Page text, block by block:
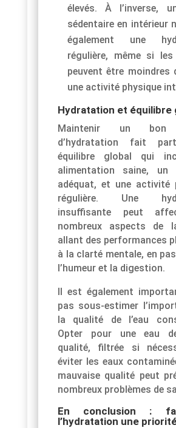
élevés. À l’inverse,
sédentaire en intérieur
également une
régulière, même si
peuvent être moindres
une activité physique
Hydratation et équilibre
Maintenir un bon
d’hydratation fait
équilibre global qui
alimentation saine, un
adéquat, et une activité
régulière. Une
insuffisante peut
nombreux aspects de
allant des performances
à la clarté mentale, en
l’humeur et la digestion.
Il est également
pas sous-estimer
la qualité de l’eau
Opter pour une eau
qualité, filtrée si
éviter les eaux
mauvaise qualité peut
nombreux problèmes de
En conclusion :
l’hydratation une